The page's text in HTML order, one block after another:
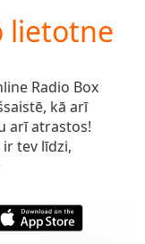
lietotne
Radio Box
kā arī
arī atrastos!
tev līdzi,